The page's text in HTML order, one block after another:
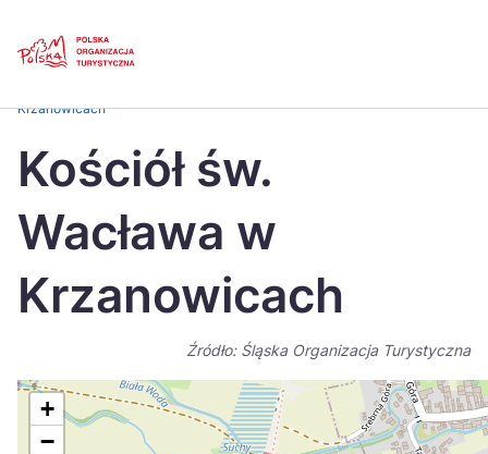
Česká
Dansk
Italiano
日本
Português
Suomi
Krzanowicach
Kościół św.
Wacława w
Krzanowicach
Źródło: Śląska Organizacja Turystyczna
+
−